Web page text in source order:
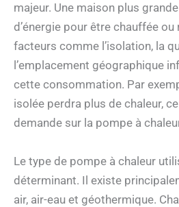
majeur. Une maison plus
d’énergie pour être chauffée ou
facteurs comme l’isolation, la
l’emplacement géographique
cette consommation. Par
isolée perdra plus de chaleur,
demande sur la pompe à
Le type de pompe à chaleur
déterminant. Il existe
air, air-eau et géothermique.